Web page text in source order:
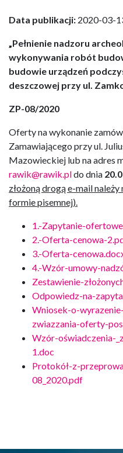
Data publikacji: 2020-03-
„Pełnienie nadzoru
wykonywania robót
budowie urządzeń
deszczowej przy ul.
ZP-08/2020
Oferty na wykonanie
Zamawiającego przy ul.
Mazowieckiej lub na adres
rawik@rawik.pldo dnia
złożoną drogą e-mail
formie pisemnej).
1.-Zapytanie-
2.-Oferta-cenowa-
3.-Oferta-
4.-Wzór-umowy-
Zestawienie-
Odpowiedz-na-
Wniosek-o-
zwiazzania-oferty-
Wzór-oświadczenia-
1.doc
Protokół-z-
08_2020.pdf